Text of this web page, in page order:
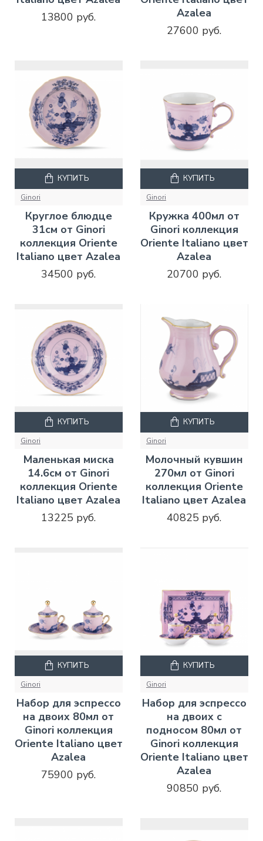
13800 руб.
Azalea
27600 руб.
Ginori
Круглое блюдце
31см от Ginori
коллекция Oriente
Italiano цвет Azalea
34500 руб.
КУПИТЬ
Ginori
Кружка 400мл от
Ginori коллекция
Oriente Italiano цвет
Azalea
20700 руб.
КУПИТЬ
Ginori
Маленькая миска
14.6см от Ginori
коллекция Oriente
Italiano цвет Azalea
13225 руб.
КУПИТЬ
Ginori
Молочный кувшин
270мл от Ginori
коллекция Oriente
Italiano цвет Azalea
40825 руб.
КУПИТЬ
Ginori
Набор для эспрессо
на двоих 80мл от
Ginori коллекция
Oriente Italiano цвет
Azalea
75900 руб.
КУПИТЬ
Ginori
Набор для эспрессо
на двоих с
подносом 80мл от
Ginori коллекция
Oriente Italiano цвет
Azalea
90850 руб.
КУПИТЬ